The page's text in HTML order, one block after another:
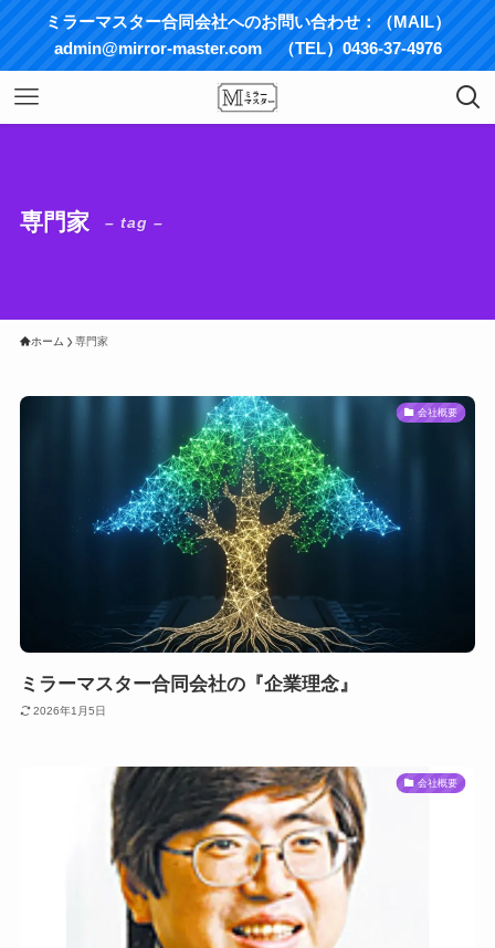
ミラーマスター合同会社へのお問い合わせ：（MAIL）
admin@mirror-master.com （TEL）0436-37-4976
専門家 – tag –
ホーム 専門家
会社概要
ミラーマスター合同会社の『企業理念』
2026年1月5日
会社概要